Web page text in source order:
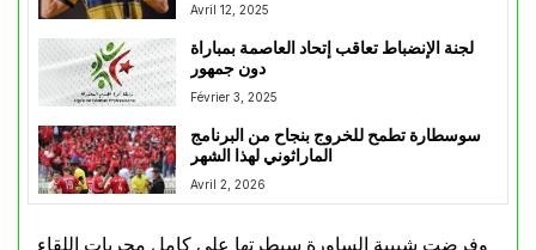
Avril 12, 2025
لجنة الإنضباط تعاقب إتحاد العاصمة بمباراة
دون جمهور
Février 3, 2025
سوسطارة تطمح للخروج بنجاح من البرنامج
الماراثوني لهذا الشهر
Avril 2, 2026
وفرضت شبيبة الساورة سيطرتها على كامل مجريات اللقاء